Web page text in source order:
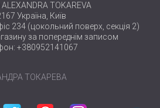
TOKAREVA
Україна, Київ
234 (цокольний поверх, секція 2)
за попереднім записом
+380952141067
ТОКАРЕВА
Twitter Pinterest Instagram
close